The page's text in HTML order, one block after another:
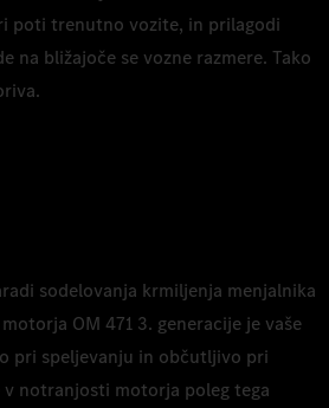
poti trenutno vozite, in prilagodi
na bližajoče se vozne razmere. Tako
sodelovanja krmiljenja menjalnika
OM 471 3. generacije je vaše
pri speljevanju in občutljivo pri
notranjosti motorja poleg tega